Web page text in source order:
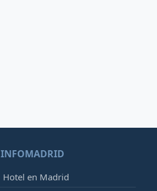
INFOMADRID
Hotel en Madrid